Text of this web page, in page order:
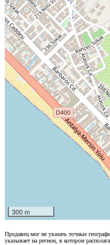
300 m
Продавец мог не указать точные
указывает на регион, в котором